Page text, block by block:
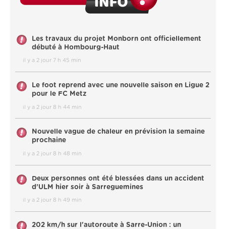
Les travaux du projet Monborn ont officiellement
débuté à Hombourg-Haut
il y a 2 jour 7 h 45 min
Le foot reprend avec une nouvelle saison en Ligue 2
pour le FC Metz
il y a 2 jour 8 h 44 min
Nouvelle vague de chaleur en prévision la semaine
prochaine
il y a 2 jour 8 h 48 min
Deux personnes ont été blessées dans un accident
d’ULM hier soir à Sarreguemines
il y a 2 jour 8 h 49 min
202 km/h sur l'autoroute à Sarre-Union : un